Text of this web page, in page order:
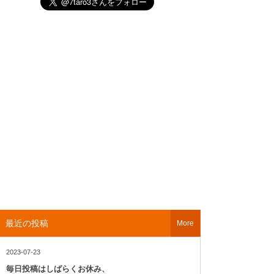
最近の投稿
2023-07-23
毎日投稿はしばらくお休み、
More